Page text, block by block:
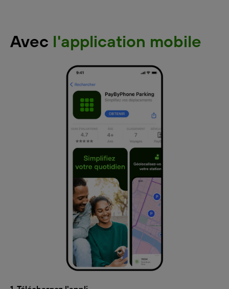
Avec l'application mobile